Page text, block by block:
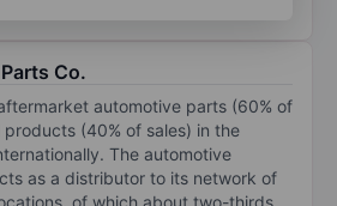
Co.
automotive parts (60% of
(40% of sales) in the
The automotive
as a distributor to its network of
of which about two-thirds